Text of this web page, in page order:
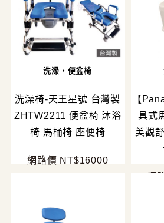
洗澡・便盆椅
洗澡椅-天王星號 台灣製
ZHTW2211 便盆椅 沐浴
椅 馬桶椅 座便椅
網路價 NT$16000
【
具式
美觀